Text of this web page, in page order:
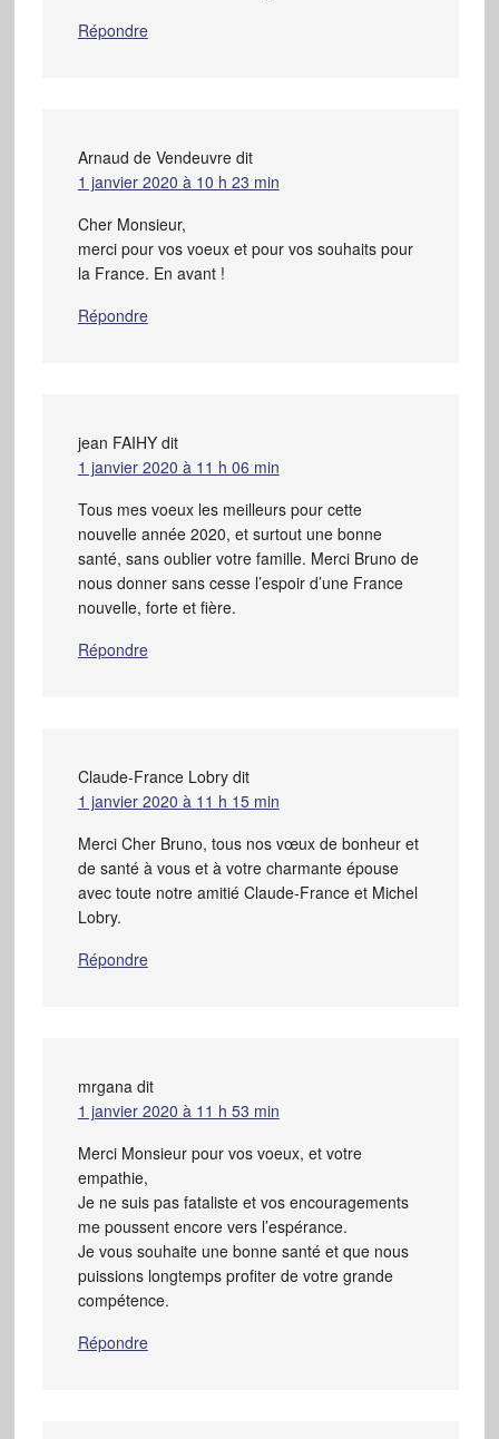
Répondre
Arnaud de Vendeuvre dit
1 janvier 2020 à 10 h 23 min
Cher Monsieur,
merci pour vos voeux et pour vos souhaits pour
la France. En avant !
Répondre
jean FAIHY dit
1 janvier 2020 à 11 h 06 min
Tous mes voeux les meilleurs pour cette
nouvelle année 2020, et surtout une bonne
santé, sans oublier votre famille. Merci Bruno de
nous donner sans cesse l’espoir d’une France
nouvelle, forte et fière.
Répondre
Claude-France Lobry dit
1 janvier 2020 à 11 h 15 min
Merci Cher Bruno, tous nos vœux de bonheur et
de santé à vous et à votre charmante épouse
avec toute notre amitié Claude-France et Michel
Lobry.
Répondre
mrgana dit
1 janvier 2020 à 11 h 53 min
Merci Monsieur pour vos voeux, et votre
empathie,
Je ne suis pas fataliste et vos encouragements
me poussent encore vers l’espérance.
Je vous souhaite une bonne santé et que nous
puissions longtemps profiter de votre grande
compétence.
Répondre